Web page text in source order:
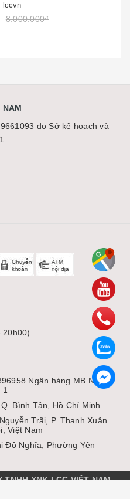
lccvn
8.000.000₫
NAM
do Sở kế hoạch và
20h00)
Ngân hàng MB Ngân
Bình Tân, Hồ Chí Minh
Trãi, P. Thanh Xuân
Việt Nam
Đô Nghĩa, Phường Yên
TNHH XNK LCC VIỆT NAM